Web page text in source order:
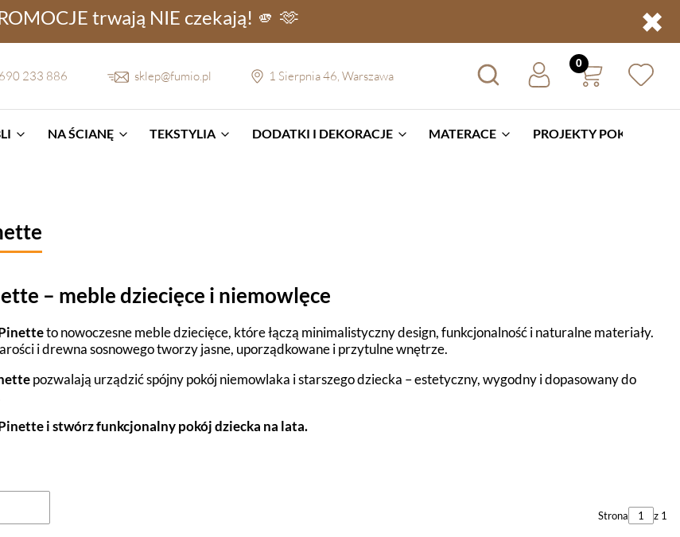
trwają NIE czekają! 🫵 🫶 ✖
233 886 sklep@fumio.pl 1 Sierpnia 46, Warszawa
NA ŚCIANĘ TEKSTYLIA DODATKI I DEKORACJE MATERACE PROJEKTY POKOI
– meble dziecięce i niemowlęce
to nowoczesne meble dziecięce, które łączą minimalistyczny design, funkcjonalność i naturalne materiały.
i drewna sosnowego tworzy jasne, uporządkowane i przytulne wnętrze.
pozwalają urządzić spójny pokój niemowlaka i starszego dziecka – estetyczny, wygodny i dopasowany do
i stwórz funkcjonalny pokój dziecka na lata.
Strona z 1